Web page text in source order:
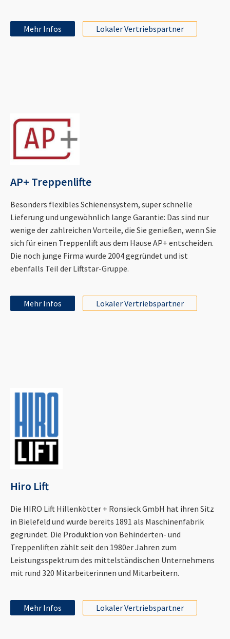
Mehr Infos Lokaler Vertriebspartner
AP+ Treppenlifte
Besonders flexibles Schienensystem, super schnelle
Lieferung und ungewöhnlich lange Garantie: Das sind nur
wenige der zahlreichen Vorteile, die Sie genießen, wenn Sie
sich für einen Treppenlift aus dem Hause AP+ entscheiden.
Die noch junge Firma wurde 2004 gegründet und ist
ebenfalls Teil der Liftstar-Gruppe.
Mehr Infos Lokaler Vertriebspartner
Hiro Lift
Die HIRO Lift Hillenkötter + Ronsieck GmbH hat ihren Sitz
in Bielefeld und wurde bereits 1891 als Maschinenfabrik
gegründet. Die Produktion von Behinderten- und
Treppenliften zählt seit den 1980er Jahren zum
Leistungsspektrum des mittelständischen Unternehmens
mit rund 320 Mitarbeiterinnen und Mitarbeitern.
Mehr Infos Lokaler Vertriebspartner